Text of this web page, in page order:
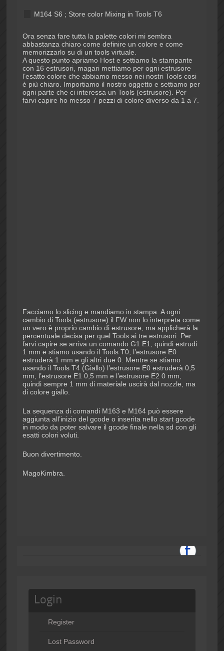
M164 S6 ; Store color Mixing in Tools T6
Ora senza fare tutta la palette colori mi sembra
abbastanza chiaro come definire un colore e come
memorizzarlo su di un tools virtuale.
A questo punto apriamo Host e settiamo la stampante
con 16 estrusori, magari mettiamo per ogni estrusore
l’esatto colore che abbiamo messo nei nostri Tools cosi
è più chiaro. Importiamo il nostro oggetto e settiamo per
ogni parte che ci interessa un Tools (estrusore). Per
farvi capire ho messo 7 pezzi di colore diverso da 1 a 7.
Facciamo lo slicing e mandiamo in stampa. A ogni
cambio di Tools (estrusore) il FW non lo interpreta come
un vero è proprio cambio di estrusore, ma applicherà la
percentuale decisa per quel Tools ai tre estrusori. Per
farvi capire se arriva un comando G1 E1, quindi estrudi
1 mm e stiamo usando il Tools T0, l’estrusore E0
estruderà 1 mm e gli altri due 0. Mentre se stiamo
usando il Tools T4 (Giallo) l’estrusore E0 estruderà 0,5
mm, l’estrusore E1 0,5 mm e l’estrusore E2 0 mm,
quindi sempre 1 mm di materiale uscirà dal nozzle, ma
di colore giallo.
La sequenza di comandi M163 e M164 può essere
aggiunta all’inizio del gcode o inserita nello start gcode
in modo da poter salvare il gcode finale nella sd con gli
esatti colori voluti.
Buon divertimento.
MagoKimbra.
Login
Register
Lost Password